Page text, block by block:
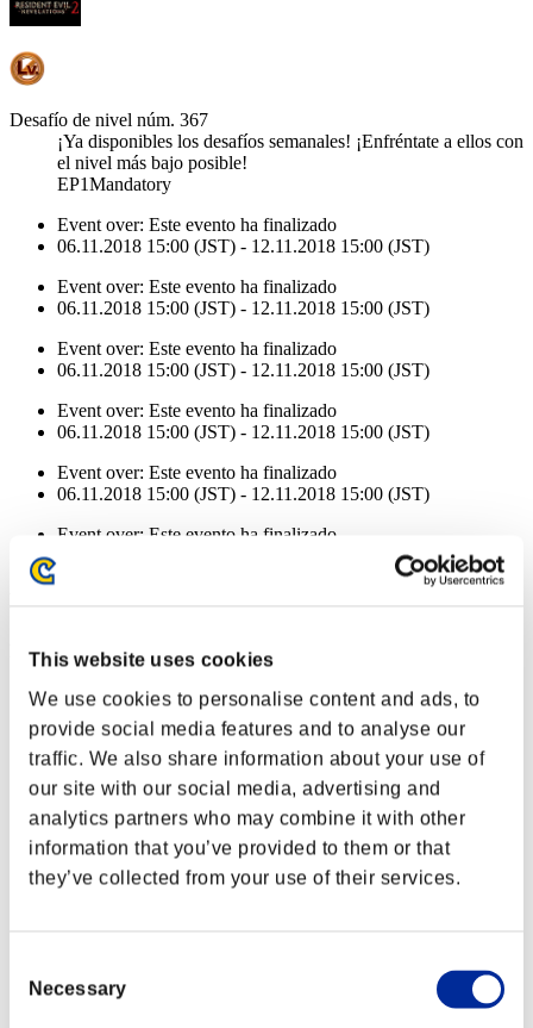
This website uses cookies
We use cookies to personalise content and ads, to
provide social media features and to analyse our
traffic. We also share information about your use of
our site with our social media, advertising and
analytics partners who may combine it with other
information that you’ve provided to them or that
they’ve collected from your use of their services.
Selection
Necessary
Desafío de nivel núm. 367
¡Ya disponibles los desafíos semanales! ¡Enfréntate a ellos con
el nivel más bajo posible!
EP1Mandatory
Event over: Este evento ha finalizado
06.11.2018 15:00 (JST) - 12.11.2018 15:00 (JST)
Event over: Este evento ha finalizado
06.11.2018 15:00 (JST) - 12.11.2018 15:00 (JST)
Event over: Este evento ha finalizado
06.11.2018 15:00 (JST) - 12.11.2018 15:00 (JST)
Event over: Este evento ha finalizado
06.11.2018 15:00 (JST) - 12.11.2018 15:00 (JST)
Event over: Este evento ha finalizado
06.11.2018 15:00 (JST) - 12.11.2018 15:00 (JST)
Event over: Este evento ha finalizado
06.11.2018 15:00 (JST) - 12.11.2018 15:00 (JST)
Recompensas de evento
Por logros
Nvl. de personaje: 40 o menos
Corto alcance
Nvl. de personaje: 30 o menos
Recarga rápida
Lv.10
Nvl. de personaje: 20 o menos